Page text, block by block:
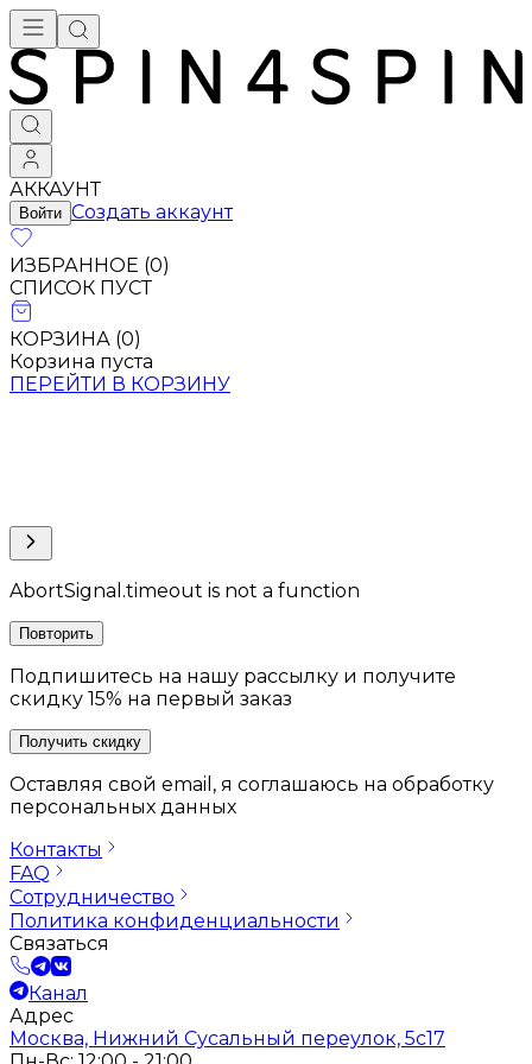
АККАУНТ
Войти Создать аккаунт
ИЗБРАННОЕ (0)
СПИСОК ПУСТ
КОРЗИНА (0)
Корзина пуста
ПЕРЕЙТИ В КОРЗИНУ
AbortSignal.timeout is not a function
Повторить
Подпишитесь на нашу рассылку и получите
скидку 15% на первый заказ
Получить скидку
Оставляя свой email, я соглашаюсь на обработку
персональных данных
Контакты
FAQ
Сотрудничество
Политика конфиденциальности
Связаться
Канал
Адрес
Москва, Нижний Сусальный переулок, 5с17